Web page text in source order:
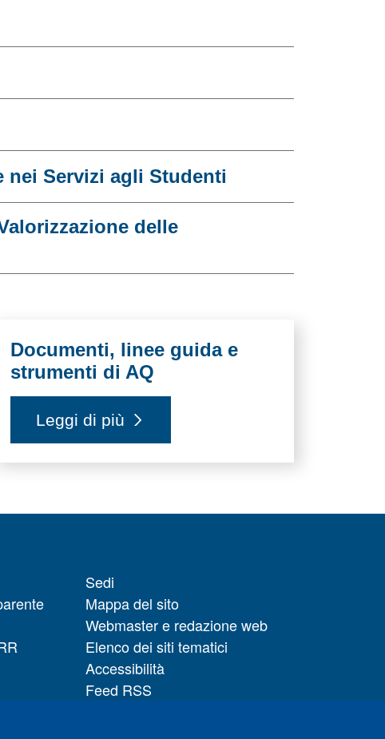
nei Servizi agli Studenti
delle
Documenti, linee guida e
strumenti di AQ
Leggi di più
Sedi
Mappa del sito
Webmaster e redazione web
Elenco dei siti tematici
Accessibilità
Feed RSS